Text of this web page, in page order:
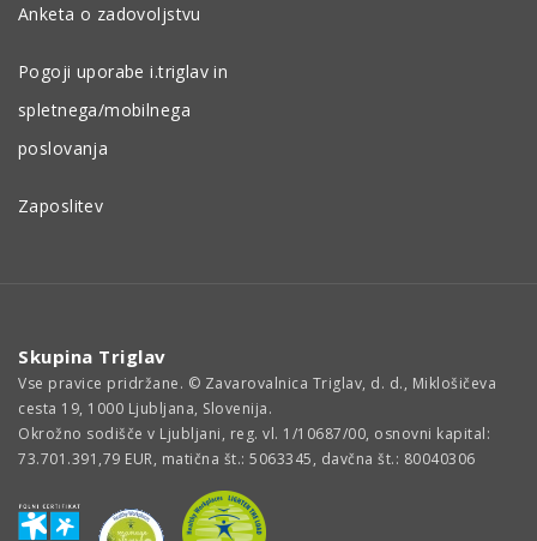
Anketa o zadovoljstvu
Pogoji uporabe i.triglav in
spletnega/mobilnega
poslovanja
Zaposlitev
Skupina Triglav
Vse pravice pridržane. © Zavarovalnica Triglav, d. d., Miklošičeva
cesta 19, 1000 Ljubljana, Slovenija.
Okrožno sodišče v Ljubljani, reg. vl. 1/10687/00, osnovni kapital:
73.701.391,79 EUR, matična št.: 5063345, davčna št.: 80040306